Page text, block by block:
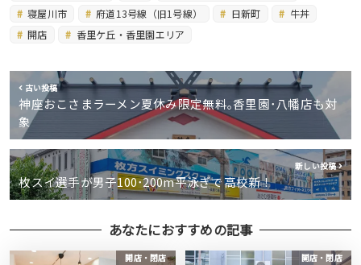
寝屋川市 府道13号線（旧1号線） 日新町
牛丼
開店
香里ケ丘・香里園エリア
古い投稿
神座おこさまラーメン夏休み限定無料｡香里園･八幡店も対
象
新しい投稿
枚スイ選手が男子100･200m平泳ぎで高校新！
あなたにおすすめの記事
開店・閉店 開店・閉店